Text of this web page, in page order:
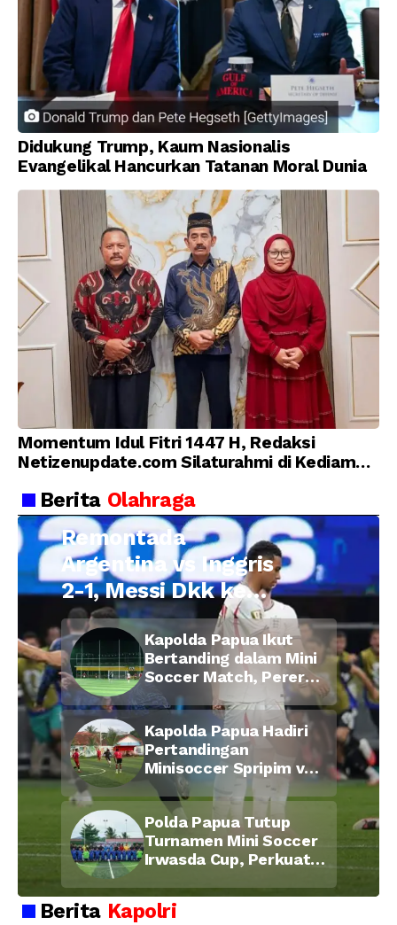
Didukung Trump, Kaum Nasionalis
Evangelikal Hancurkan Tatanan Moral Dunia
Momentum Idul Fitri 1447 H, Redaksi
Netizenupdate.com Silaturahmi di Kediaman
Berita Olahraga
Remontada
Argentina vs Inggris
2-1, Messi Dkk ke
Final Piala Dunia
2026
Kapolda Papua Ikut
Bertanding dalam Mini
Soccer Match, Pererat
Kebersamaan Personel
di Bulan Ramadan
Kapolda Papua Hadiri
Pertandingan
Minisoccer Spripim vs
Bid Propam, Pererat
Soliditas dan
Kebersamaan Personel
Polda Papua Tutup
Turnamen Mini Soccer
Irwasda Cup, Perkuat
Kebersamaan Personel
Berita Kapolri